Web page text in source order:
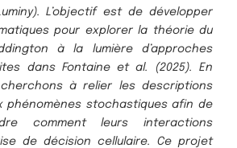
L’objectif est de développer
pour explorer la théorie du
à la lumière d’approches
dans Fontaine et al. (2025). En
à relier les descriptions
phénomènes stochastiques afin de
comment leurs interactions
de décision cellulaire. Ce projet